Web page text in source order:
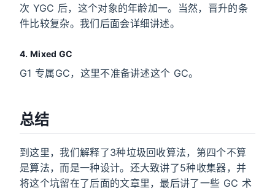
次 YGC 后，这个对象的年龄加一。当然，晋升的条
件比较复杂。我们后面会详细讲述。
4. Mixed GC
G1 专属GC，这里不准备讲述这个 GC。
总结
到这里，我们解释了3种垃圾回收算法，第四个不算
是算法，而是一种设计。还大致讲了5种收集器，并
将这个坑留在了后面的文章里，最后讲了一些 GC 术